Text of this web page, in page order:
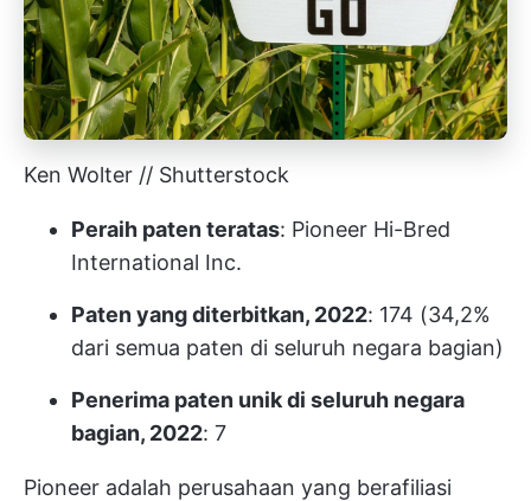
Ken Wolter // Shutterstock
Peraih paten teratas: Pioneer Hi-Bred
International Inc.
Paten yang diterbitkan, 2022: 174 (34,2%
dari semua paten di seluruh negara bagian)
Penerima paten unik di seluruh negara
bagian, 2022: 7
Pioneer adalah perusahaan yang berafiliasi